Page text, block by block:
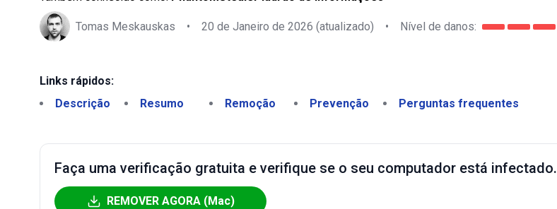
Tomas Meskauskas • 20 de Janeiro de 2026 (atualizado) • Nível de danos:
Links rápidos:
Descrição
Resumo Remoção Prevenção Perguntas frequentes
Faça uma verificação gratuita e verifique se o seu computador está infectado.
REMOVER AGORA (Mac)